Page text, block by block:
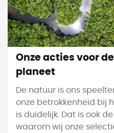
Onze acties voor de
planeet
De natuur is ons
onze betrokkenheid bij
is duidelijk. Dat is ook
waarom wij onze